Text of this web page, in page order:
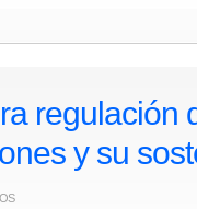
regulación
y su
EN